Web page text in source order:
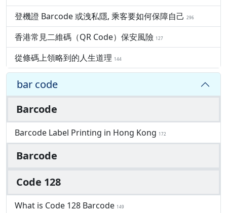
登機證 Barcode 或洩私隱, 乘客要如何保障自己 296
香港常見二維碼（QR Code）保安風險 127
從條碼上領略到的人生道理 144
bar code
Barcode
Barcode Label Printing in Hong Kong 172
Barcode
Code 128
What is Code 128 Barcode 149